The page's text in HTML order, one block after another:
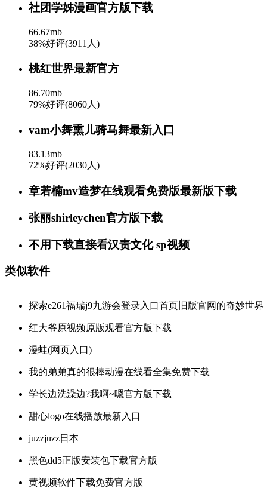
社团学姊漫画官方版下载
66.67mb
38%好评(3911人)
桃红世界最新官方
86.70mb
79%好评(8060人)
vam小舞熏儿骑马舞最新入口
83.13mb
72%好评(2030人)
章若楠mv造梦在线观看免费版最新版下载
张丽shirleychen官方版下载
不用下载直接看汉责文化 sp视频
类似软件
探索e261福瑞j9九游会登录入口首页旧版官网的奇妙世界
红大爷原视频原版观看官方版下载
漫蛙(网页入口)
我的弟弟真的很棒动漫在线看全集免费下载
学长边洗澡边?我啊~嗯官方版下载
甜心logo在线播放最新入口
juzzjuzz日本
黑色dd5正版安装包下载官方版
黄视频软件下载免费官方版